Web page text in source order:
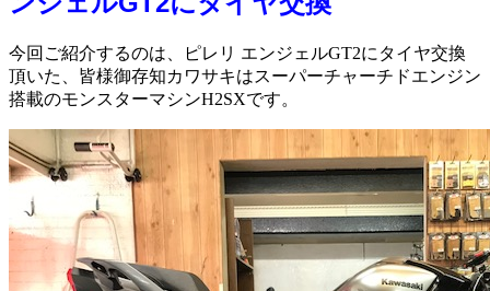
今回ご紹介するのは、ピレリ エンジェルGT2にタイヤ交換
頂いた、皆様御存知カワサキはスーパーチャーチドエンジン
搭載のモンスターマシンH2SXです。